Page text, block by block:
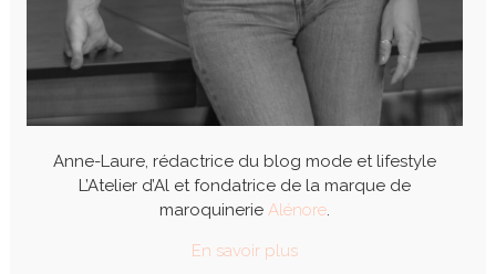
Anne-Laure, rédactrice du blog mode et lifestyle
L’Atelier d’Al et fondatrice de la marque de
maroquinerie Alénore.
En savoir plus